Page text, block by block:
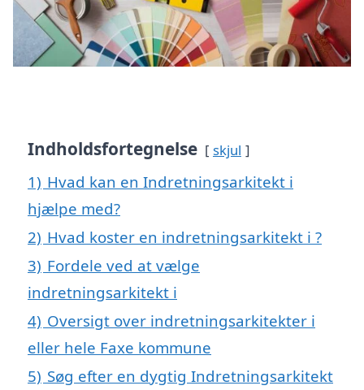
Indholdsfortegnelse skjul
1) Hvad kan en Indretningsarkitekt i
hjælpe med?
2) Hvad koster en indretningsarkitekt i ?
3) Fordele ved at vælge
indretningsarkitekt i
4) Oversigt over indretningsarkitekter i
eller hele Faxe kommune
5) Søg efter en dygtig Indretningsarkitekt